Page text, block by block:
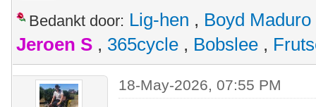
Bedankt door: Lig-hen , Boyd Maduro
Jeroen S , 365cycle , Bobslee ,
18-May-2026, 07:55 PM